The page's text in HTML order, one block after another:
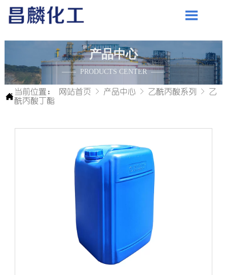

产品中心
—— PRODUCTS CENTER ——
 当前位置： 网站首页 > 产品中心> 乙酰丙酸系列 > 乙
酰丙酸丁酯